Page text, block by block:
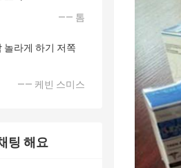
—— 톰
놀라게 하기 저쪽
—— 케빈 스미스
팅 해요